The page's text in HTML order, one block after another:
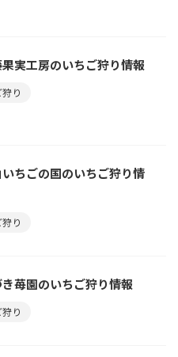
果実工房のいちご狩り情報
り
いちごの国のいちご狩り情
り
き苺園のいちご狩り情報
り